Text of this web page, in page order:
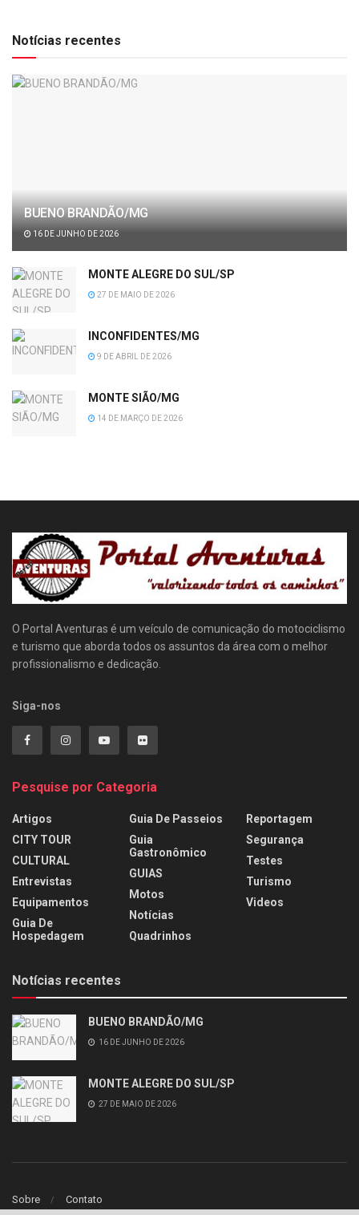
Notícias recentes
BUENO BRANDÃO/MG
16 DE JUNHO DE 2026
MONTE ALEGRE DO SUL/SP
27 DE MAIO DE 2026
INCONFIDENTES/MG
9 DE ABRIL DE 2026
MONTE SIÃO/MG
14 DE MARÇO DE 2026
O Portal Aventuras é um veículo de comunicação do motociclismo
e turismo que aborda todos os assuntos da área com o melhor
profissionalismo e dedicação.
Siga-nos
Pesquise por Categoria
Artigos
CITY TOUR
CULTURAL
Entrevistas
Equipamentos
Guia De
Hospedagem
Guia De Passeios
Guia
Gastronômico
GUIAS
Motos
Notícias
Quadrinhos
Reportagem
Segurança
Testes
Turismo
Videos
Notícias recentes
BUENO BRANDÃO/MG
16 DE JUNHO DE 2026
MONTE ALEGRE DO SUL/SP
27 DE MAIO DE 2026
Sobre Contato